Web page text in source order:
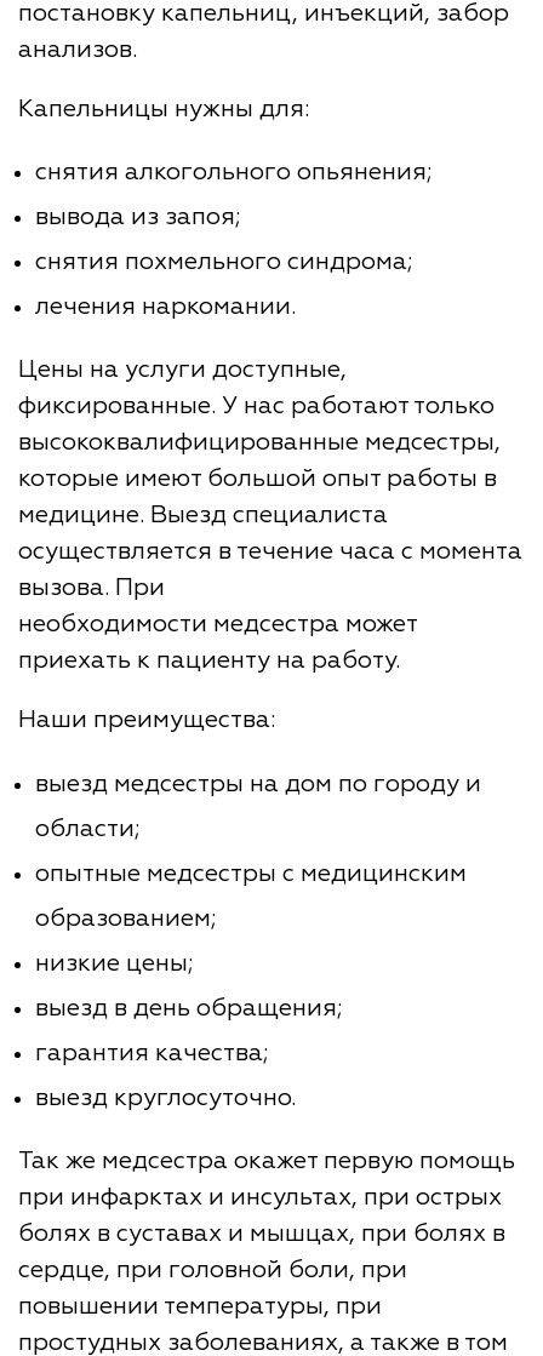
постановку капельниц, инъекций, забор
анализов.
Капельницы нужны для:
снятия алкогольного опьянения;
вывода из запоя;
снятия похмельного синдрома;
лечения наркомании.
Цены на услуги доступные,
фиксированные. У нас работают только
высококвалифицированные медсестры,
которые имеют большой опыт работы в
медицине. Выезд специалиста
осуществляется в течение часа с момента
вызова. При
необходимости медсестра может
приехать к пациенту на работу.
Наши преимущества:
выезд медсестры на дом по городу и
области;
опытные медсестры с медицинским
образованием;
низкие цены;
выезд в день обращения;
гарантия качества;
выезд круглосуточно.
Так же медсестра окажет первую помощь
при инфарктах и инсультах, при острых
болях в суставах и мышцах, при болях в
сердце, при головной боли, при
повышении температуры, при
простудных заболеваниях, а также в том